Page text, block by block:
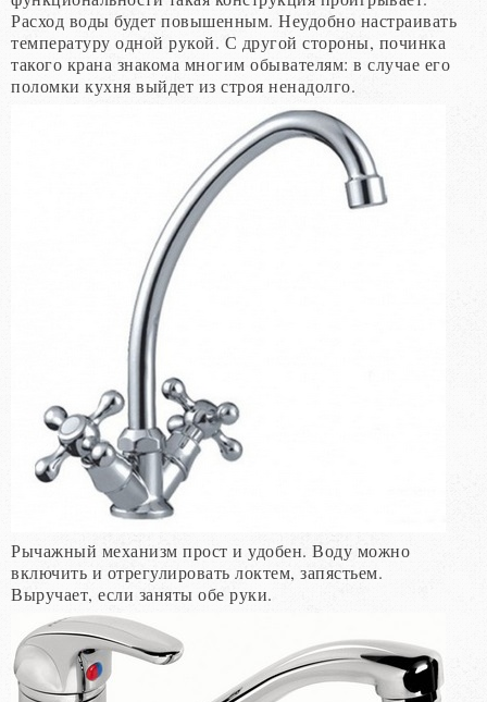
Расход воды будет повышенным. Неудобно настраивать
температуру одной рукой. С другой стороны, починка
такого крана знакома многим обывателям: в случае его
поломки кухня выйдет из строя ненадолго.
Рычажный механизм прост и удобен. Воду можно
включить и отрегулировать локтем, запястьем.
Выручает, если заняты обе руки.